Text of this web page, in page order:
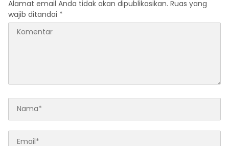
Alamat email Anda tidak akan dipublikasikan. Ruas yang
wajib ditandai *